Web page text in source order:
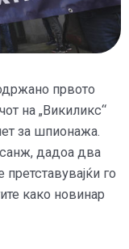
првото
на „Викиликс“
за шпионажа.
дадоа два
го
како новинар